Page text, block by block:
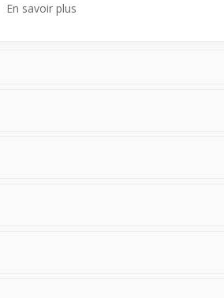
Il se porte facilement sur
En savoir plus